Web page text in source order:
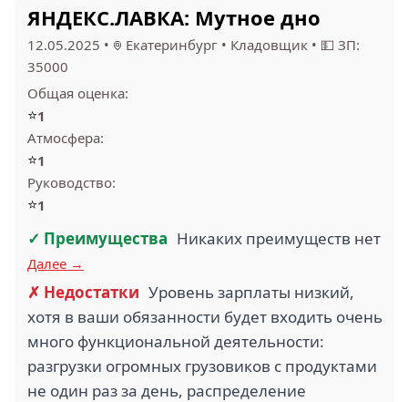
ЯНДЕКС.ЛАВКА: Мутное дно
12.05.2025 • Екатеринбург • Кладовщик • 💵 ЗП:
35000
Общая оценка:
⭐1
Атмосфера:
⭐1
Руководство:
⭐1
✓ Преимущества Никаких преимуществ нет
Далее →
✗ Недостатки Уровень зарплаты низкий,
хотя в ваши обязанности будет входить очень
много функциональной деятельности:
разгрузки огромных грузовиков с продуктами
не один раз за день, распределение